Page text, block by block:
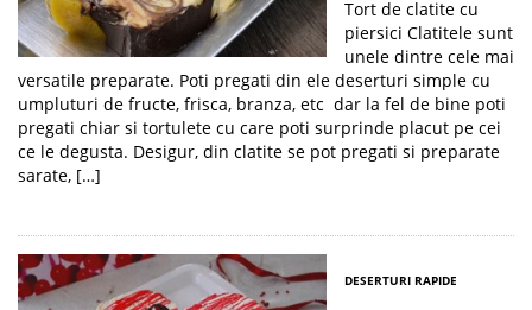
Tort de clatite cu
piersici Clatitele sunt
unele dintre cele mai
versatile preparate. Poti pregati din ele deserturi simple cu
umpluturi de fructe, frisca, branza, etc dar la fel de bine poti
pregati chiar si tortulete cu care poti surprinde placut pe cei
ce le degusta. Desigur, din clatite se pot pregati si preparate
sarate, […]
DESERTURI RAPIDE